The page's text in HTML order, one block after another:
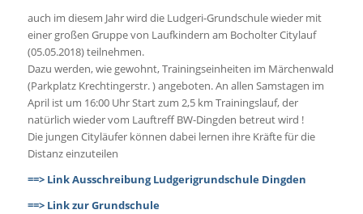
auch im diesem Jahr wird die Ludgeri-Grundschule wieder mit
einer großen Gruppe von Laufkindern am Bocholter Citylauf
(05.05.2018) teilnehmen.
Dazu werden, wie gewohnt, Trainingseinheiten im Märchenwald
(Parkplatz Krechtingerstr. ) angeboten. An allen Samstagen im
April ist um 16:00 Uhr Start zum 2,5 km Trainingslauf, der
natürlich wieder vom Lauftreff BW-Dingden betreut wird !
Die jungen Cityläufer können dabei lernen ihre Kräfte für die
Distanz einzuteilen
==> Link Ausschreibung Ludgerigrundschule Dingden
==> Link zur Grundschule